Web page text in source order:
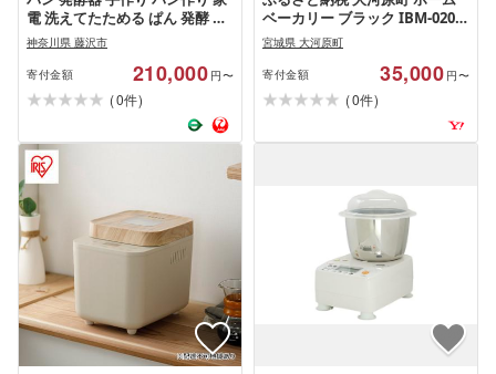
電 洗えてたためる ぱん 発酵 天
然酵母 電流 温度 ヒューズ温度
監視 システム オート 機能 搭載
電気 家電 キッチン家電 かでん
家電製品 製品 ホームベーカリ
ー キッチン 電化製品 発酵調理
調理器 調理器具 キッチン用品
日本ニーダー株式会社 神奈川
湘南 藤沢
神奈川県 藤沢市
寄付金額 210,000 円〜
(0件)
ベーカリー ブラック IBM-020-B
パン焼き機 2斤 朝食 朝ごはん
宮城県 大河原町
寄付金額 35,000 円〜
(0件)